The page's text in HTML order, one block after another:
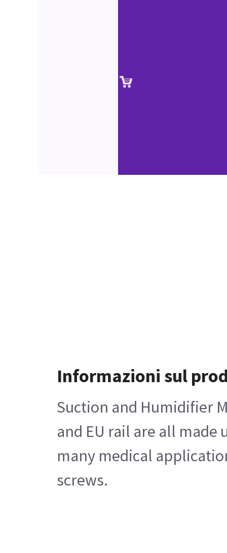
Informazioni sul
Suction and Humidifier
and EU rail are all
many medical
screws.